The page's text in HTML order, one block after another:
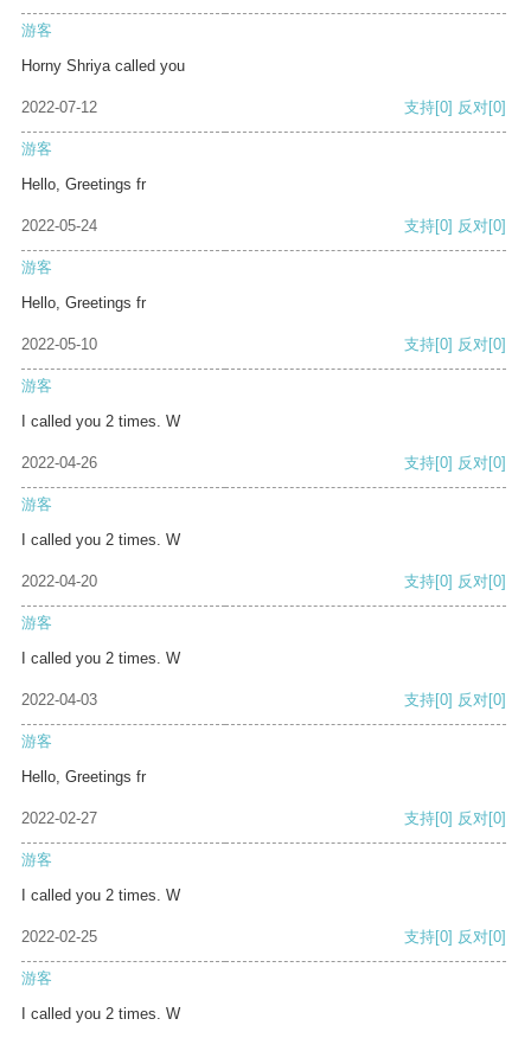
游客
Horny Shriya called you
2022-07-12 支持[0] 反对[0]
游客
Hello, Greetings fr
2022-05-24 支持[0] 反对[0]
游客
Hello, Greetings fr
2022-05-10 支持[0] 反对[0]
游客
I called you 2 times. W
2022-04-26 支持[0] 反对[0]
游客
I called you 2 times. W
2022-04-20 支持[0] 反对[0]
游客
I called you 2 times. W
2022-04-03 支持[0] 反对[0]
游客
Hello, Greetings fr
2022-02-27 支持[0] 反对[0]
游客
I called you 2 times. W
2022-02-25 支持[0] 反对[0]
游客
I called you 2 times. W